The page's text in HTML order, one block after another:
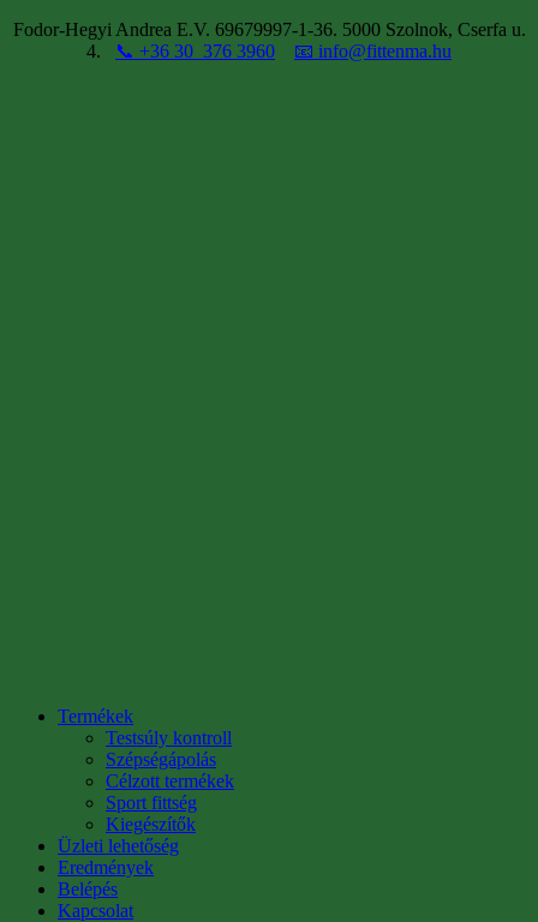
Fodor-Hegyi Andrea E.V. 69679997-1-36. 5000 Szolnok, Cserfa u.
4.
📞 +36 30 376 3960 📧 info@fittenma.hu
Termékek
Testsúly kontroll
Szépségápolás
Célzott termékek
Sport fittség
Kiegészítők
Üzleti lehetőség
Eredmények
Belépés
Kapcsolat